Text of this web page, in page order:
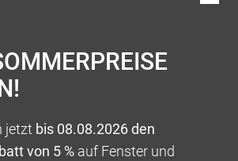
jetzt bis 08.08.2026 den
von 5 % auf Fenster und